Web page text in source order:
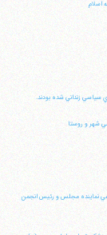
نماينده مجلس و رئيس انجمن